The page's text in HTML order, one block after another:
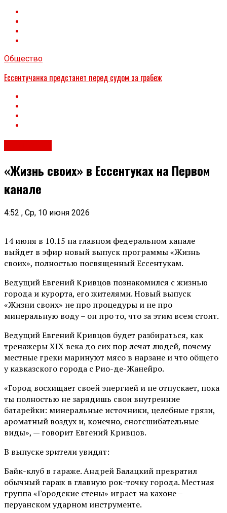
Общество
Ессентучанка предстанет перед судом за грабеж
«Жизнь своих» в Ессентуках на Первом
канале
4:52 , Ср, 10 июня 2026
14 июня в 10.15 на главном федеральном канале
выйдет в эфир новый выпуск программы «Жизнь
своих», полностью посвященный Ессентукам.
Ведущий Евгений Кривцов познакомился с жизнью
города и курорта, его жителями. Новый выпуск
«Жизни своих» не про процедуры и не про
минеральную воду – он про то, что за этим всем стоит.
Ведущий Евгений Кривцов будет разбираться, как
тренажеры XIX века до сих пор лечат людей, почему
местные греки маринуют мясо в нарзане и что общего
у кавказского города с Рио-де-Жанейро.
«Город восхищает своей энергией и не отпускает, пока
ты полностью не зарядишь свои внутренние
батарейки: минеральные источники, целебные грязи,
ароматный воздух и, конечно, сногсшибательные
виды», — говорит Евгений Кривцов.
В выпуске зрители увидят:
Байк-клуб в гараже. Андрей Балацкий превратил
обычный гараж в главную рок-точку города. Местная
группа «Городские стены» играет на кахоне –
перуанском ударном инструменте.